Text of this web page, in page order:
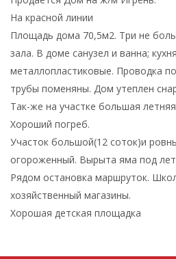
На красной линии
Площадь дома 70,5м2. Три не
зала. В доме санузел и ванна;
металлопластиковые. Проводка
трубы поменяны. Дом утеплен
Так-же на участке большая
Хороший погреб.
Участок большой(12 соток)и
огороженный. Вырыта яма под
Рядом остановка маршруток.
хозяйственный магазины.
Хорошая детская площадка